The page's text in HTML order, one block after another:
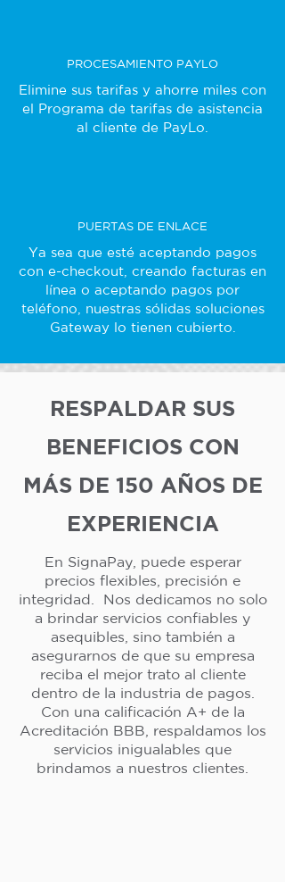
PROCESAMIENTO PAYLO
Elimine sus tarifas y ahorre miles con
el Programa de tarifas de asistencia
al cliente de PayLo.
PUERTAS DE ENLACE
Ya sea que esté aceptando pagos
con e-checkout, creando facturas en
línea o aceptando pagos por
teléfono, nuestras sólidas soluciones
Gateway lo tienen cubierto.
RESPALDAR SUS
BENEFICIOS CON
MÁS DE 150 AÑOS DE
EXPERIENCIA
En SignaPay, puede esperar
precios flexibles, precisión e
integridad. Nos dedicamos no solo
a brindar servicios confiables y
asequibles, sino también a
asegurarnos de que su empresa
reciba el mejor trato al cliente
dentro de la industria de pagos.
Con una calificación A+ de la
Acreditación BBB, respaldamos los
servicios inigualables que
brindamos a nuestros clientes.